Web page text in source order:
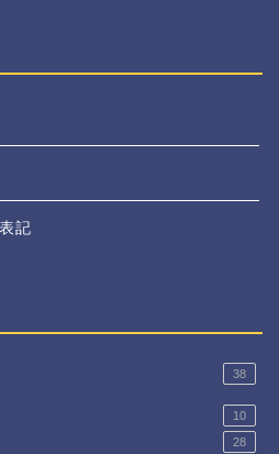
記
38
10
28